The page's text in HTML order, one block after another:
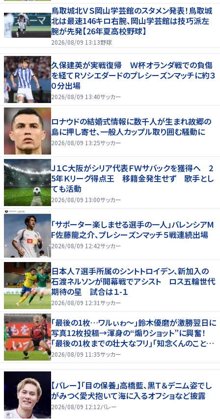
鳥取城北ＶＳ岡山学芸館のスタメン発表！鳥取城
北は最速146キロ右腕、岡山学芸館は技巧派左
腕が先発【26年夏高校野球】
2026/08/09 13:13野球
久保建英が実戦復帰 Ｗ杯オランダ戦での負傷
を経てＲソシエダードのプレシーズンマッチに約３
０分出場
2026/08/09 13:40サッカー
ロナウドの結婚式情報に数千人が生まれ故郷の
島に押し寄せ、一般人カップル取り囲む騒動に
2026/08/09 13:25サッカー
Ｊ１Ｃ大阪がシリア代表ＦＷサバックを獲得へ 2
5年Ｋリーグ得点王 移籍金発生せず 歌手とし
ても活動
2026/08/09 13:00サッカー
「サポーター楽しませる選手の一人」バレンシアM
F佐藤龍之介、プレシーズンマッチ５戦連続出場
2026/08/09 12:42サッカー
日本人７選手所属のシントトロイデン、新加入の
石渡ネルソンが開幕戦でアシスト ロス五輪世代
期待の星 試合は１-１
2026/08/09 12:31サッカー
｢最後の1枚…ワルぃゎ〜｣鈴木優磨が激勝翌日に
写真12枚投稿→渾身の“煽りショット”に興奮！
｢最後の1枚までの壮大なフリ｣｢知念くんのことど
んだけ好きなんよｗ｣
2026/08/09 11:35サッカー
【バレー】「目の保養」高橋藍、黒Ｔ＆デニム姿でし
がみつく愛犬抱いて海に入るオフショなど披露
2026/08/09 12:12バレー